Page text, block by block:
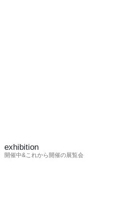
exhibition
開催中&これから開催の展覧会